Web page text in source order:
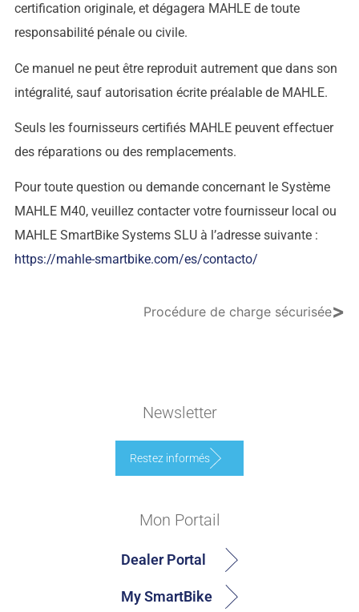
certification originale, et dégagera MAHLE de toute
responsabilité pénale ou civile.
Ce manuel ne peut être reproduit autrement que dans son
intégralité, sauf autorisation écrite préalable de MAHLE.
Seuls les fournisseurs certifiés MAHLE peuvent effectuer
des réparations ou des remplacements.
Pour toute question ou demande concernant le Système
MAHLE M40, veuillez contacter votre fournisseur local ou
MAHLE SmartBike Systems SLU à l’adresse suivante :
https://mahle-smartbike.com/es/contacto/
Procédure de charge sécurisée>
Newsletter
Restez informés
Mon Portail
Dealer Portal
My SmartBike